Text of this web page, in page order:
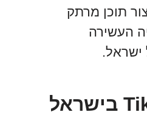
תוכן מרתק
העשירה